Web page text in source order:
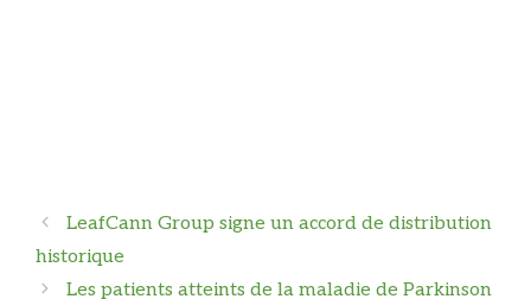
Navigation
des
articles
LeafCann Group signe un accord de distribution
historique
Les patients atteints de la maladie de Parkinson